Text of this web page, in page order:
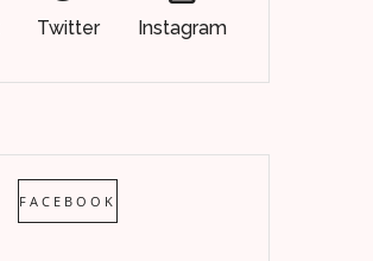
Twitter Instagram
FACEBOOK